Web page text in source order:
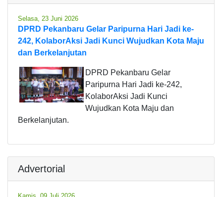
Selasa, 23 Juni 2026
DPRD Pekanbaru Gelar Paripurna Hari Jadi ke-
242, KolaborAksi Jadi Kunci Wujudkan Kota Maju
dan Berkelanjutan
DPRD Pekanbaru Gelar
Paripurna Hari Jadi ke-242,
KolaborAksi Jadi Kunci
Wujudkan Kota Maju dan
Berkelanjutan.
Advertorial
Kamis, 09 Juli 2026